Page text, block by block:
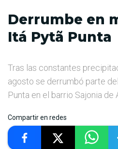
Derrumbe en
Itá Pytã Punta
Tras las constantes
agosto se derrumbó parte
Punta en el barrio Sajonia de
Compartir en redes